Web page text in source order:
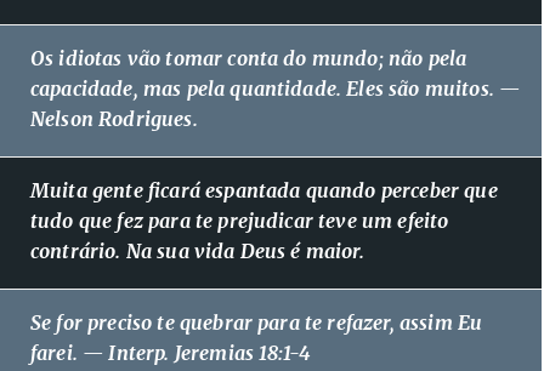
Os idiotas vão tomar conta do mundo; não pela
capacidade, mas pela quantidade. Eles são muitos. —
Nelson Rodrigues.
Muita gente ficará espantada quando perceber que
tudo que fez para te prejudicar teve um efeito
contrário. Na sua vida Deus é maior.
Se for preciso te quebrar para te refazer, assim Eu
farei. — Interp. Jeremias 18:1-4